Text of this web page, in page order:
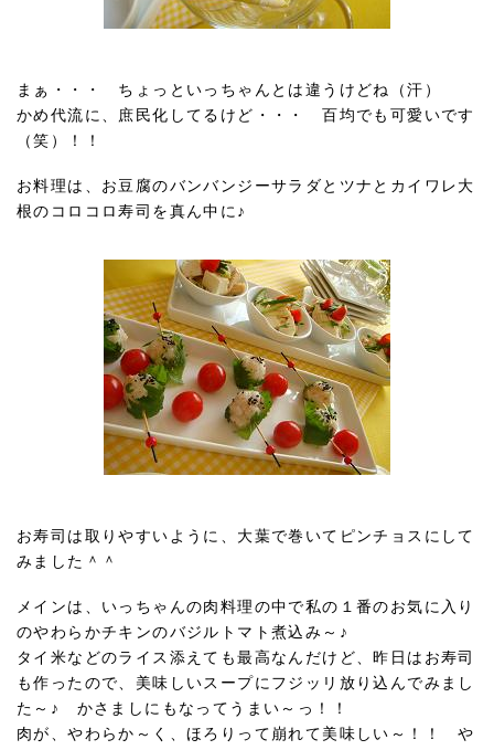
まぁ・・・ ちょっといっちゃんとは違うけどね（汗）
かめ代流に、庶民化してるけど・・・ 百均でも可愛いです
（笑）！！
お料理は、お豆腐のバンバンジーサラダとツナとカイワレ大
根のコロコロ寿司を真ん中に♪
お寿司は取りやすいように、大葉で巻いてピンチョスにして
みました＾＾
メインは、いっちゃんの肉料理の中で私の１番のお気に入り
のやわらかチキンのバジルトマト煮込み～♪
タイ米などのライス添えても最高なんだけど、昨日はお寿司
も作ったので、美味しいスープにフジッリ放り込んでみまし
た～♪ かさましにもなってうまい～っ！！
肉が、やわらか～く、ほろりって崩れて美味しい～！！ や